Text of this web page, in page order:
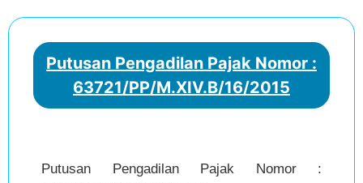
Putusan Pengadilan Pajak Nomor :
63721/PP/M.XIV.B/16/2015
Putusan Pengadilan Pajak Nomor :